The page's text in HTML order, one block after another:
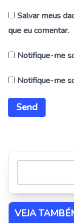
Salvar meus
que eu comentar.
Notifique-me
Notifique-me
VEJA